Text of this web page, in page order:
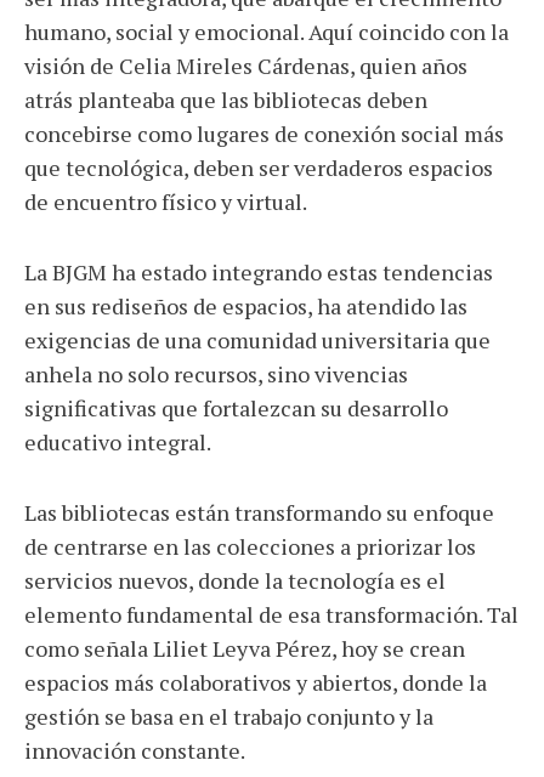
humano, social y emocional. Aquí coincido con la
visión de Celia Mireles Cárdenas, quien años
atrás planteaba que las bibliotecas deben
concebirse como lugares de conexión social más
que tecnológica, deben ser verdaderos espacios
de encuentro físico y virtual.
La BJGM ha estado integrando estas tendencias
en sus rediseños de espacios, ha atendido las
exigencias de una comunidad universitaria que
anhela no solo recursos, sino vivencias
significativas que fortalezcan su desarrollo
educativo integral.
Las bibliotecas están transformando su enfoque
de centrarse en las colecciones a priorizar los
servicios nuevos, donde la tecnología es el
elemento fundamental de esa transformación. Tal
como señala Liliet Leyva Pérez, hoy se crean
espacios más colaborativos y abiertos, donde la
gestión se basa en el trabajo conjunto y la
innovación constante.